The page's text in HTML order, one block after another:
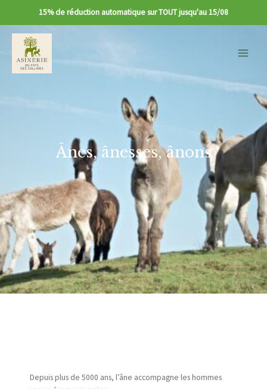
15% de réduction automatique sur TOUT jusqu'au 15/08
Menu
Ânes, ânesses, ânons
Depuis plus de 5000 ans, l’âne accompagne les hommes